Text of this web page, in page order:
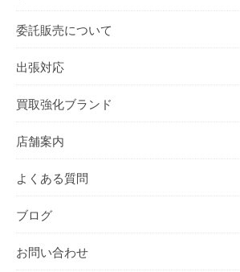
委託販売について
出張対応
買取強化ブランド
店舗案内
よくある質問
ブログ
お問い合わせ